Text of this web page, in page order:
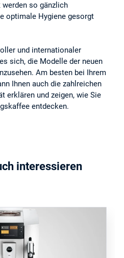
so gänzlich
optimale Hygiene gesorgt
und internationaler
sich, die Modelle der neuen
Am besten bei Ihrem
Ihnen auch die zahlreichen
erklären und zeigen, wie Sie
entdecken.
interessieren